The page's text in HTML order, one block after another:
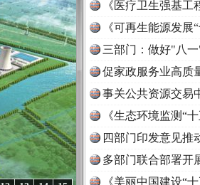
《医疗卫生强基
《可再生能源发展
三部门：做好"八
促家政服务业高质
事关公共资源交易
《生态环境监测“
读
四部门印发意见推
多部门联合部署开
《美丽中国建设“